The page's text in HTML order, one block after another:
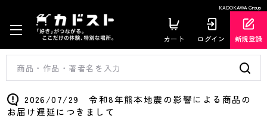
KADOKAWA Group
カート ログイン 新規登録
2026/07/29 令和8年熊本地震の影響による商品の
お届け遅延につきまして